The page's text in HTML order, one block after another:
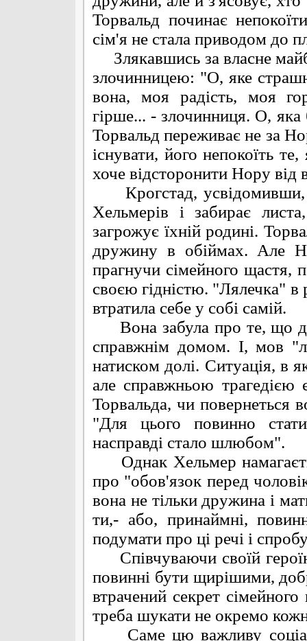
Торвальд починає
сім'я не стала приводом до
Злякавшись за власне
злочинницею: "О, яке
вона, моя радість, моя
гірше... - злочинниця. О, яка
Торвальд переживає не за
існувати, його непокоїть
хоче відсторонити Нору від
Крогстад, усвідомивши,
Хельмерів і забирає
загрожує їхній родині.
дружину в обіймах. Але
прагнучи сімейного щастя,
своєю гідністю. "Лялечка" в
втратила себе у собі самій.
Вона забула про те, що
справжнім домом. І, мов
натиском долі. Ситуація, в
але справжньою трагедією
Торвальда, чи повернеться
"Для цього повинно
насправді стало шлюбом".
Однак Хельмер
про "обов'язок перед
вона не тільки дружина і
ти,- або, принаймні,
подумати про ці речі і
Співчуваючи своїй
повинні бути щирішими,
втрачений секрет
треба шукати не окремо
Саме цю важливу